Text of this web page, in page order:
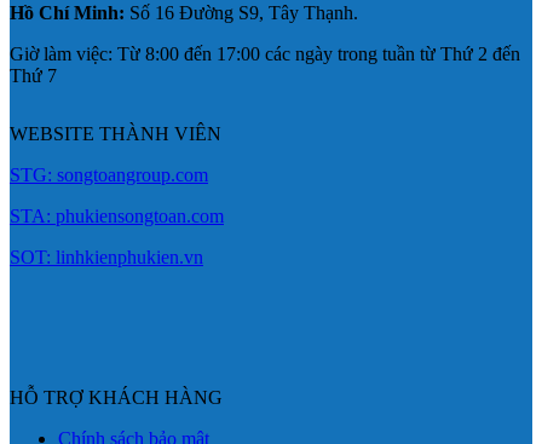
Hồ Chí Minh: Số 16 Đường S9, Tây Thạnh.
Giờ làm việc: Từ 8:00 đến 17:00 các ngày trong tuần từ Thứ 2 đến
Thứ 7
WEBSITE THÀNH VIÊN
STG: songtoangroup.com
STA: phukiensongtoan.com
SOT: linhkienphukien.vn
HỖ TRỢ KHÁCH HÀNG
Chính sách bảo mật